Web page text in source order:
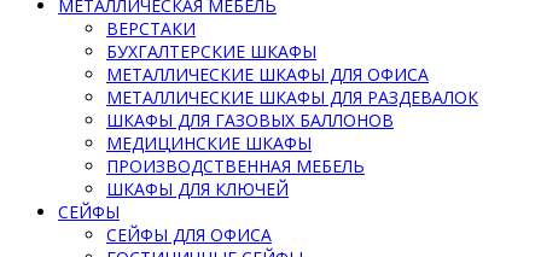
МЕТАЛЛИЧЕСКАЯ МЕБЕЛЬ
ВЕРСТАКИ
БУХГАЛТЕРСКИЕ ШКАФЫ
МЕТАЛЛИЧЕСКИЕ ШКАФЫ ДЛЯ ОФИСА
МЕТАЛЛИЧЕСКИЕ ШКАФЫ ДЛЯ РАЗДЕВАЛОК
ШКАФЫ ДЛЯ ГАЗОВЫХ БАЛЛОНОВ
МЕДИЦИНСКИЕ ШКАФЫ
ПРОИЗВОДСТВЕННАЯ МЕБЕЛЬ
ШКАФЫ ДЛЯ КЛЮЧЕЙ
СЕЙФЫ
СЕЙФЫ ДЛЯ ОФИСА